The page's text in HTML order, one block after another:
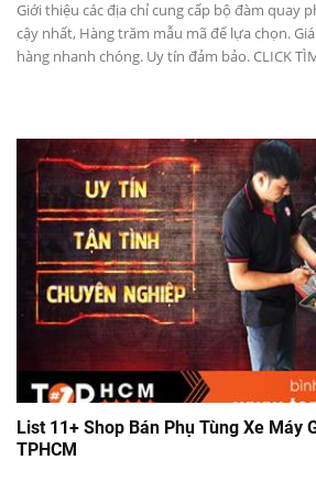
Giới thiệu các địa chỉ cung cấp bộ đàm quay
cậy nhất, Hàng trăm mẫu mã để lựa chọn.
hàng nhanh chóng. Uy tín đảm bảo. CLICK
List 11+ Shop Bán Phụ Tùng Xe Máy
TPHCM